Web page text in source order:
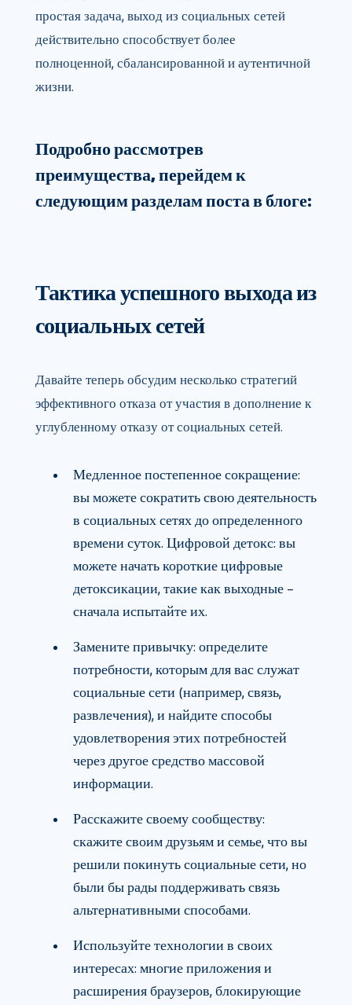
простая задача, выход из социальных сетей
действительно способствует более
полноценной, сбалансированной и аутентичной
жизни.
Подробно рассмотрев
преимущества, перейдем к
следующим разделам поста в блоге:
Тактика успешного выхода из
социальных сетей
Давайте теперь обсудим несколько стратегий
эффективного отказа от участия в дополнение к
углубленному отказу от социальных сетей.
Медленное постепенное сокращение:
вы можете сократить свою деятельность
в социальных сетях до определенного
времени суток. Цифровой детокс: вы
можете начать короткие цифровые
детоксикации, такие как выходные –
сначала испытайте их.
Замените привычку: определите
потребности, которым для вас служат
социальные сети (например, связь,
развлечения), и найдите способы
удовлетворения этих потребностей
через другое средство массовой
информации.
Расскажите своему сообществу:
скажите своим друзьям и семье, что вы
решили покинуть социальные сети, но
были бы рады поддерживать связь
альтернативными способами.
Используйте технологии в своих
интересах: многие приложения и
расширения браузеров, блокирующие